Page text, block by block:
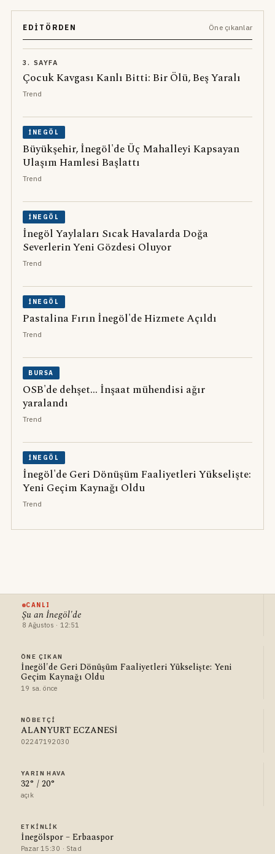
EDITÖRDEN Öne çıkanlar
3. SAYFA
Çocuk Kavgası Kanlı Bitti: Bir Ölü, Beş Yaralı
Trend
İNEGÖL
Büyükşehir, İnegöl'de Üç Mahalleyi Kapsayan
Ulaşım Hamlesi Başlattı
Trend
İNEGÖL
İnegöl Yaylaları Sıcak Havalarda Doğa
Severlerin Yeni Gözdesi Oluyor
Trend
İNEGÖL
Pastalina Fırın İnegöl'de Hizmete Açıldı
Trend
BURSA
OSB'de dehşet... İnşaat mühendisi ağır
yaralandı
Trend
İNEGÖL
İnegöl'de Geri Dönüşüm Faaliyetleri Yükselişte:
Yeni Geçim Kaynağı Oldu
Trend
CANLI
Şu an İnegöl'de
8 Ağustos · 12:51
ÖNE ÇIKAN
İnegöl'de Geri Dönüşüm Faaliyetleri Yükselişte: Yeni
Geçim Kaynağı Oldu
19 sa. önce
NÖBETÇI
ALANYURT ECZANESİ
02247192030
YARIN HAVA
32° / 20°
açık
ETKINLIK
İnegölspor – Erbaaspor
Pazar 15:30 · Stad